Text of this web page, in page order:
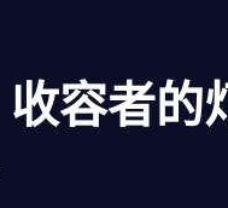
容者的